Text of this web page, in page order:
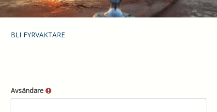
BLI FYRVAKTARE
Avsändare